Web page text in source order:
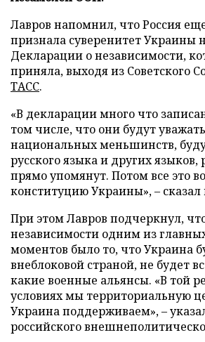
Лавров напомнил, что Россия
признала суверенитет Украины
Декларации о независимости,
приняла, выходя из Советского
ТАСС.
«В декларации много что
том числе, что они будут
национальных меньшинств,
русского языка и других языков,
прямо упомянут. Потом все это
конституцию Украины», –
При этом Лавров подчеркнул,
независимости одним из
моментов было то, что Украина
внеблоковой страной, не будет
какие военные альянсы. «В той
условиях мы территориальную
Украина поддерживаем», –
российского